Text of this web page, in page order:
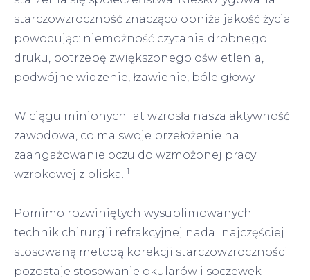
starczowzroczność znacząco obniża jakość życia
powodując: niemożność czytania drobnego
druku, potrzebę zwiększonego oświetlenia,
podwójne widzenie, łzawienie, bóle głowy.
W ciągu minionych lat wzrosła nasza aktywność
zawodowa, co ma swoje przełożenie na
zaangażowanie oczu do wzmożonej pracy
wzrokowej z bliska. 1
Pomimo rozwiniętych wysublimowanych
technik chirurgii refrakcyjnej nadal najczęściej
stosowaną metodą korekcji starczowzroczności
pozostaje stosowanie okularów i soczewek